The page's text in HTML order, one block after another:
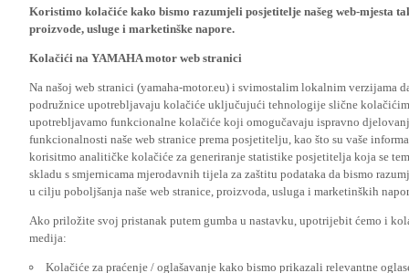
Koristimo kolačiće kako bismo razumjeli posjetitelje našeg web-mjesta
proizvode, usluge i marketinške napore.
Kolačići na YAMAHA motor web stranici
Na našoj web stranici (yamaha-motor.eu) i svimostalim lokalnim verzijama
podružnice upotrebljavaju kolačiće uključujući tehnologije slične
upotrebljavamo funkcionalne kolačiće koji omogučavaju ispravno
funkcionalnosti naše web stranice prema posjetitelju, kao što su vaše
korisitmo analitičke kolačiće za generiranje statistike posjetitelja koja se
skladu s smjernicama mjerodavnih tijela za zaštitu podataka da bismo
u cilju poboljšanja naše web stranice, proizvoda, usluga i marketinških
Ako priložite svoj pristanak putem gumba u nastavku, upotrijebit ćemo i
medija:
Kolačiće za praćenje / oglašavanje kako bismo prikazali relevantne